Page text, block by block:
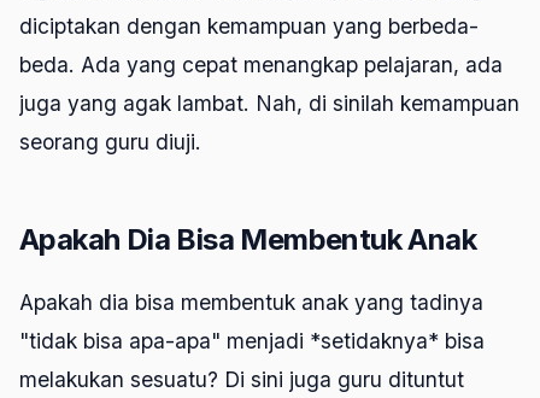
diciptakan dengan kemampuan yang berbeda-
beda. Ada yang cepat menangkap pelajaran, ada
juga yang agak lambat. Nah, di sinilah kemampuan
seorang guru diuji.
Apakah Dia Bisa Membentuk Anak
Apakah dia bisa membentuk anak yang tadinya
"tidak bisa apa-apa" menjadi *setidaknya* bisa
melakukan sesuatu? Di sini juga guru dituntut